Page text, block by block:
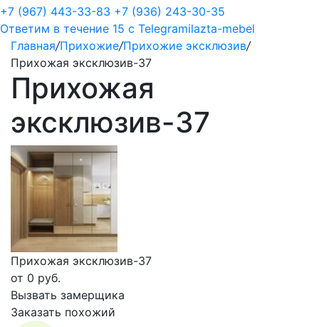
+7 (967) 443-33-83 +7 (936) 243-30-35
Ответим в течение 15 с Telegramilazta-mebel
Главная/Прихожие/Прихожие эксклюзив/
Прихожая эксклюзив-37
Прихожая
эксклюзив-37
Прихожая эксклюзив-37
от 0 руб.
Вызвать замерщика
Заказать похожий